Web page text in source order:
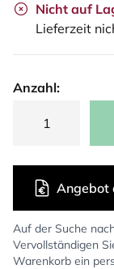
Nicht auf
Lieferzeit
Anzahl:
Auf der Suche
Vervollständigen
Warenkorb ein
Angebot